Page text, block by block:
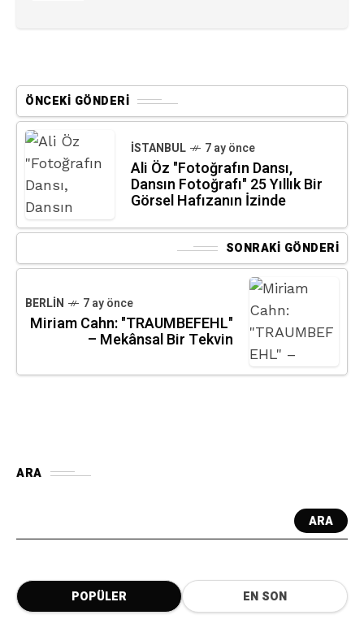
ÖNCEKI GÖNDERI
İSTANBUL 7 ay önce
Ali Öz "Fotoğrafın Dansı,
Dansın Fotoğrafı" 25 Yıllık Bir
Görsel Hafızanın İzinde
SONRAKI GÖNDERI
BERLIN 7 ay önce
Miriam Cahn: "TRAUMBEFEHL"
– Mekânsal Bir Tekvin
ARA
ARA
POPÜLER EN SON